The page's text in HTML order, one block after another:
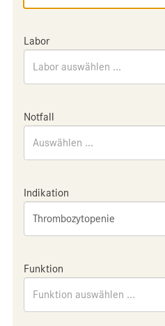
Labor
Labor auswählen ...
Notfall
Auswählen ...
Indikation
Thrombozytopenie
Funktion
Funktion auswählen ...